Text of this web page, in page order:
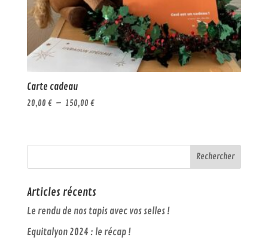
Carte cadeau
20,00 € – 150,00 €Plage
20,00 €
150,00 €
Articles récents
Le rendu de nos tapis avec vos selles !
Equitalyon 2024 : le récap !